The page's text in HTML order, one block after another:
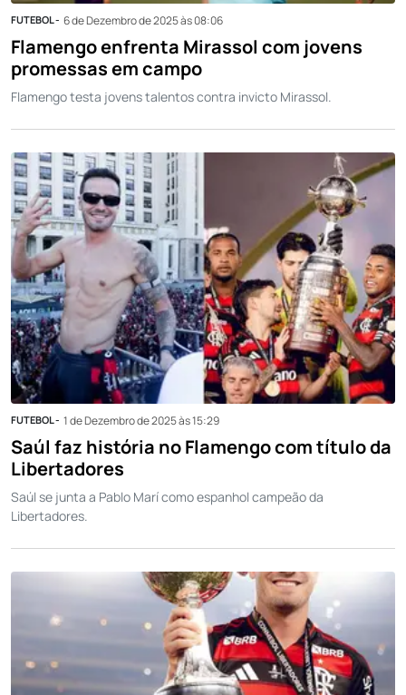
FUTEBOL - 6 de Dezembro de 2025 às 08:06
Flamengo enfrenta Mirassol com jovens
promessas em campo
Flamengo testa jovens talentos contra invicto Mirassol.
FUTEBOL - 1 de Dezembro de 2025 às 15:29
Saúl faz história no Flamengo com título da
Libertadores
Saúl se junta a Pablo Marí como espanhol campeão da
Libertadores.